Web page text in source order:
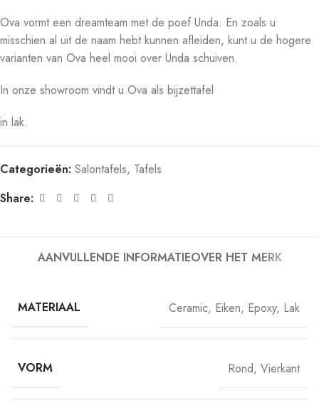
Ova vormt een dreamteam met de poef Unda. En zoals u
misschien al uit de naam hebt kunnen afleiden, kunt u de hogere
varianten van Ova heel mooi over Unda schuiven.
In onze showroom vindt u Ova als bijzettafel
in lak.
Categorieën: Salontafels, Tafels
Share:
AANVULLENDE INFORMATIEOVER HET MERK
MATERIAAL Ceramic, Eiken, Epoxy, Lak
VORM Rond, Vierkant